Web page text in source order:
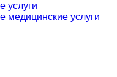
услуги
медицинские услуги